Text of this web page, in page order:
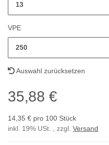
13
VPE
250
Auswahl zurücksetzen
35,88 €
14,35 € pro 100 Stück
inkl. 19% USt. , zzgl. Versand